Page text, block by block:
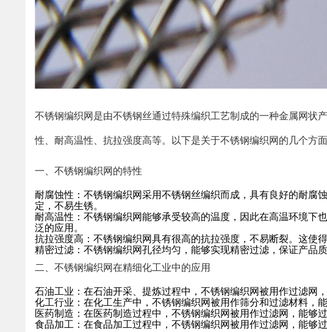
不锈钢编织网是由不锈钢丝通过特殊编织工艺制成的一种金属网状
性、耐高温性、抗拉强度高等。以下是关于不锈钢编织网的几个方
一、不锈钢编织网的特性
耐腐蚀性：不锈钢编织网采用不锈钢丝编织而成，具有良好的耐腐
定，不易生锈。
耐高温性：不锈钢编织网能够承受较高的温度，因此在高温环境下
泛的应用。
抗拉强度高：不锈钢编织网具有很高的抗拉强度，不易断裂。这使
精密过滤：不锈钢编织网孔径均匀，能够实现精密过滤，保证产品质
二、不锈钢编织网在精细化工业中的应用
石油工业：在石油开采、提炼过程中，不锈钢编织网被用作过滤网
化工行业：在化工生产中，不锈钢编织网被用作筛分和过滤材料，
医药制造：在医药制造过程中，不锈钢编织网被用作过滤网，能够
食品加工：在食品加工过程中，不锈钢编织网被用作过滤网，能够